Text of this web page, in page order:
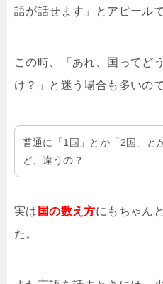
語が話せます」とアピール
この時、「あれ、国ってど
け？」と迷う場合も多いの
普通に「1国」とか「2国」と
ど、違うの？
実は 国の数え方にもちゃん
た。